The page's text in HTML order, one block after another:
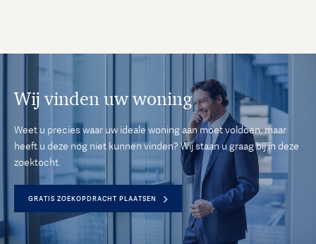
Wij vinden uw woning
Weet u precies waar uw ideale woning aan moet voldoen, maar
heeft u deze nog niet kunnen vinden? Wij staan u graag bij in deze
zoektocht.
GRATIS ZOEKOPDRACHT PLAATSEN